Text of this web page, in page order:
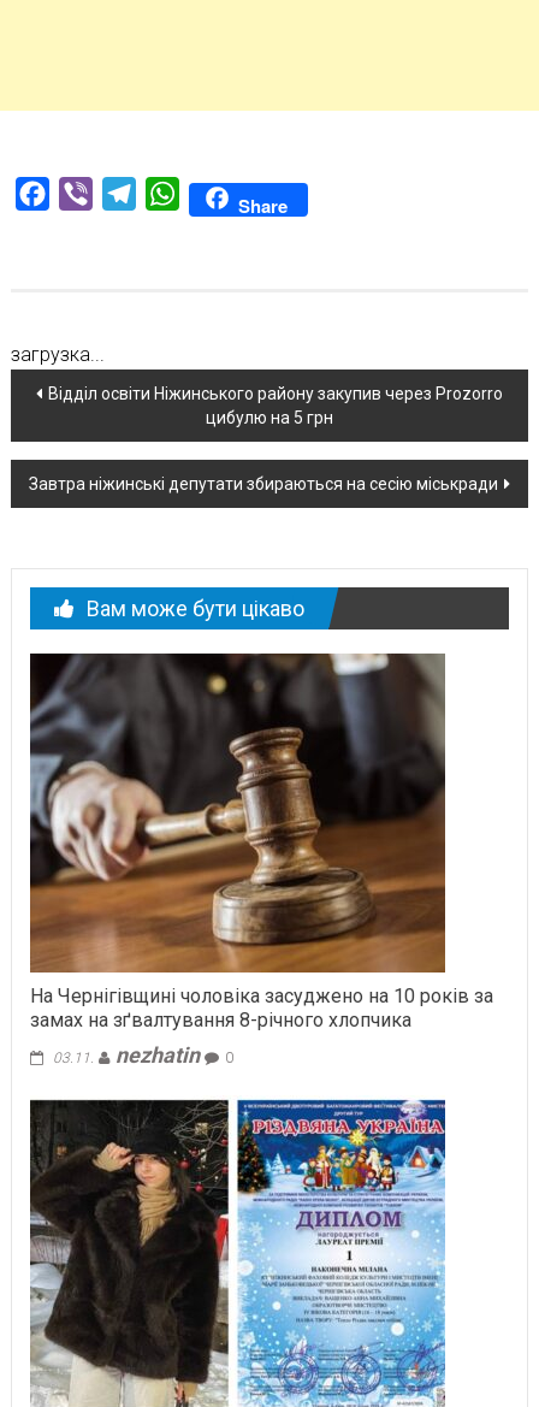
Facebook
Viber TelegramWhatsAppShare
загрузка...
Навігація
по
новині
Відділ освіти Ніжинського району закупив через Prozorro
цибулю на 5 грн
Завтра ніжинські депутати збираються на сесію міськради
Вам може бути цікаво
На Чернігівщині чоловіка засуджено на 10 років за
замах на зґвалтування 8-річного хлопчика
03.11. nezhatin 0